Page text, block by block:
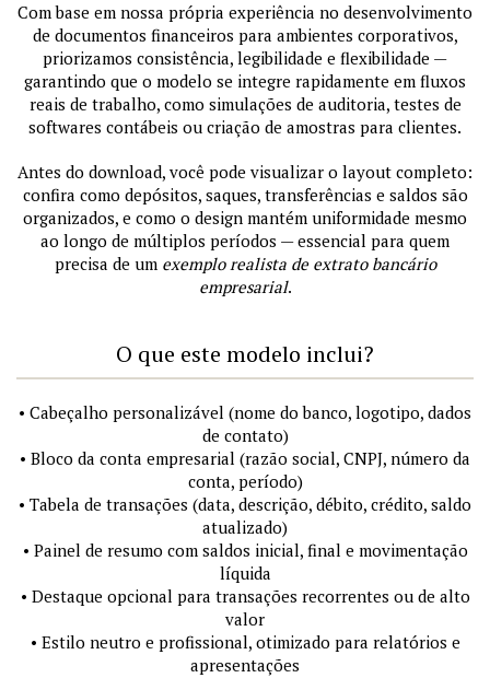
Com base em nossa própria experiência no desenvolvimento
de documentos financeiros para ambientes corporativos,
priorizamos consistência, legibilidade e flexibilidade —
garantindo que o modelo se integre rapidamente em fluxos
reais de trabalho, como simulações de auditoria, testes de
softwares contábeis ou criação de amostras para clientes.
Antes do download, você pode visualizar o layout completo:
confira como depósitos, saques, transferências e saldos são
organizados, e como o design mantém uniformidade mesmo
ao longo de múltiplos períodos — essencial para quem
precisa de um exemplo realista de extrato bancário
empresarial.
O que este modelo inclui?
• Cabeçalho personalizável (nome do banco, logotipo, dados
de contato)
• Bloco da conta empresarial (razão social, CNPJ, número da
conta, período)
• Tabela de transações (data, descrição, débito, crédito, saldo
atualizado)
• Painel de resumo com saldos inicial, final e movimentação
líquida
• Destaque opcional para transações recorrentes ou de alto
valor
• Estilo neutro e profissional, otimizado para relatórios e
apresentações